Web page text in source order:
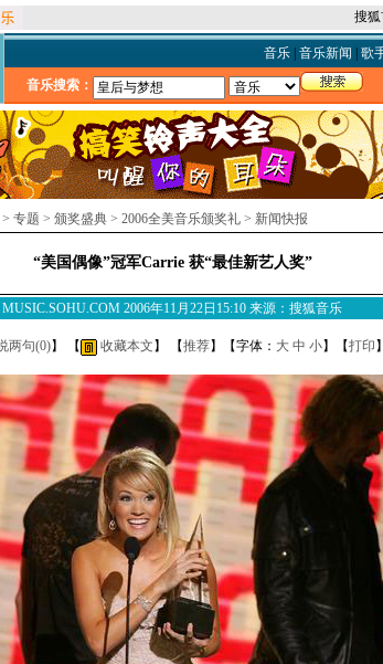
搜
音乐| 音乐新闻 歌
音乐搜索：
> 专题 > 颁奖盛典 > 2006全美音乐颁奖礼 > 新闻快报
“美国偶像”冠军Carrie 获“最佳新艺人奖”
MUSIC.SOHU.COM 2006年11月22日15:10 来源：搜狐音乐
两句(0)】 【 收藏本文 】 【推荐】【字体： 大 中 小】【打印